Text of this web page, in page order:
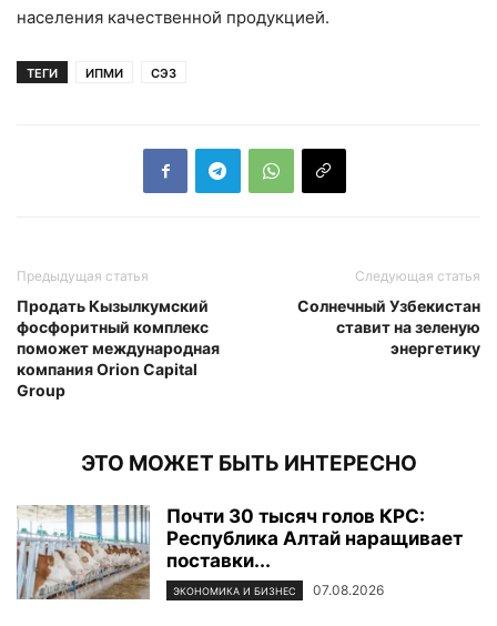
населения качественной продукцией.
ТЕГИ ИПМИ СЭЗ
Предыдущая статья
Продать Кызылкумский
фосфоритный комплекс
поможет международная
компания Orion Capital
Group
Следующая статья
Солнечный Узбекистан
ставит на зеленую
энергетику
ЭТО МОЖЕТ БЫТЬ ИНТЕРЕСНО
Почти 30 тысяч голов КРС:
Республика Алтай наращивает
поставки...
ЭКОНОМИКА И БИЗНЕС 07.08.2026